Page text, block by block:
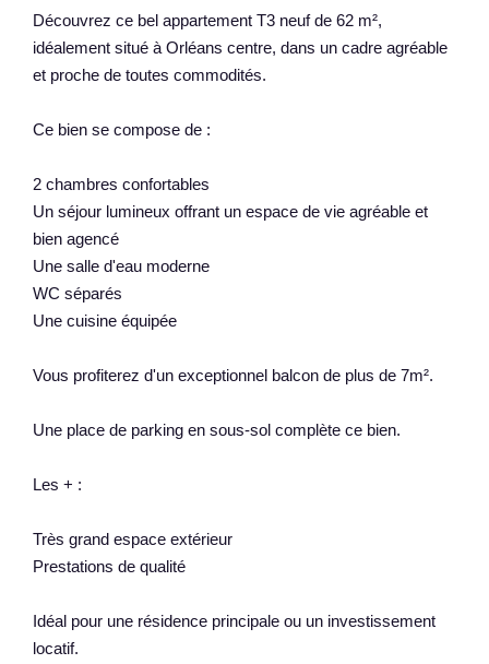
Découvrez ce bel appartement T3 neuf de 62 m²,
idéalement situé à Orléans centre, dans un cadre agréable
et proche de toutes commodités.
Ce bien se compose de :
2 chambres confortables
Un séjour lumineux offrant un espace de vie agréable et
bien agencé
Une salle d'eau moderne
WC séparés
Une cuisine équipée
Vous profiterez d'un exceptionnel balcon de plus de 7m².
Une place de parking en sous-sol complète ce bien.
Les + :
Très grand espace extérieur
Prestations de qualité
Idéal pour une résidence principale ou un investissement
locatif.